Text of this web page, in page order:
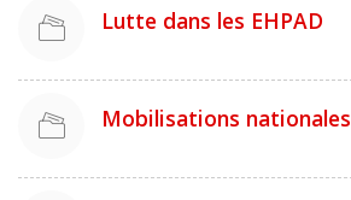
Lutte dans les EHPAD
Mobilisations nationales